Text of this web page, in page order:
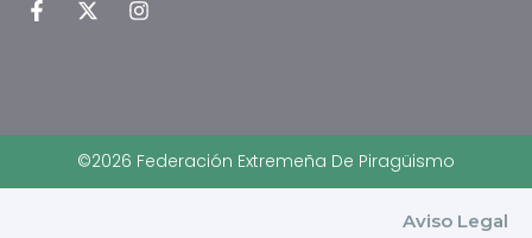
©2026 Federación Extremeña De Piragüismo
Aviso Legal